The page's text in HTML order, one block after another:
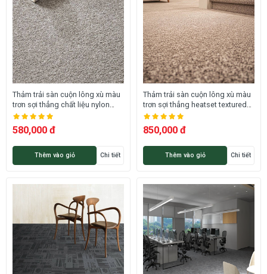
Thảm trải sàn cuộn lông xù màu
trơn sợi thẳng chất liệu nylon
cao cấp DV-ROSINY 38 HNO
580,000 đ
Thêm vào giỏ Chi tiết
Thảm trải sàn cuộn lông xù màu
trơn sợi thẳng heatset textured
dày 18.5mm siêu cao cấp 58M-
DOLCE DNG
850,000 đ
Thêm vào giỏ Chi tiết